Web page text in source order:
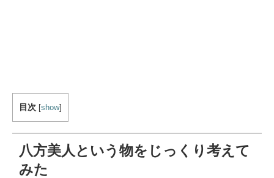
目次 [show]
八方美人という物をじっくり考えて
みた